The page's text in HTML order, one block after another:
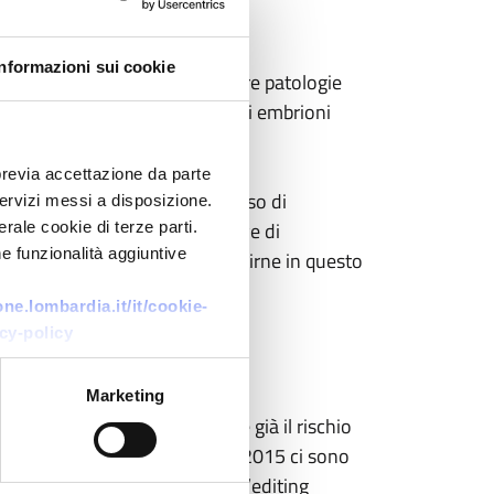
sui cookie
accettazione da parte
messi a disposizione.
cookie di terze parti.
funzionalità aggiuntive
it/cookie-
policy
Marketing
degli embrioni per prevenire patologie
delle sperimentazioni sugli embrioni
non parliamo di un processo di
e le conseguenti aspettative di
mantenute. A risentirne in questo
per il nostro futuro”.
In questo caso poi c’è già il rischio
delicato, ormai dal 2015 ci sono
un Osservatorio globale sull’editing